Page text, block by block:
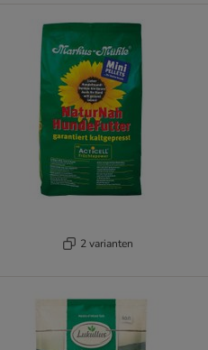
2 varianten